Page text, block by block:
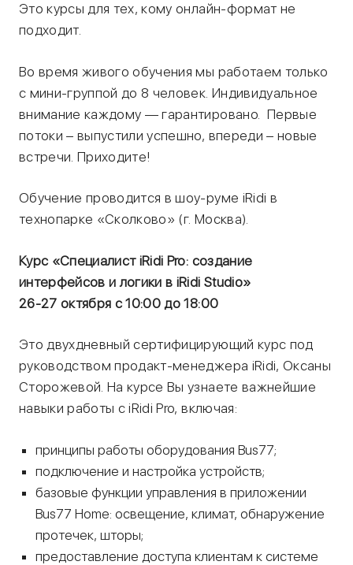
Это курсы для тех, кому онлайн-формат не
подходит.
Во время живого обучения мы работаем только
с мини-группой до 8 человек. Индивидуальное
внимание каждому — гарантировано. Первые
потоки – выпустили успешно, впереди – новые
встречи. Приходите!
Обучение проводится в шоу-руме iRidi в
технопарке «Сколково» (г. Москва).
Курс «Специалист iRidi Pro: создание
интерфейсов и логики в iRidi Studio»
26-27 октября с 10:00 до 18:00
Это двухдневный сертифицирующий курс под
руководством продакт-менеджера iRidi, Оксаны
Сторожевой. На курсе Вы узнаете важнейшие
навыки работы с iRidi Pro, включая:
принципы работы оборудования Bus77;
подключение и настройка устройств;
базовые функции управления в приложении
Bus77 Home: освещение, климат, обнаружение
протечек, шторы;
предоставление доступа клиентам к системе